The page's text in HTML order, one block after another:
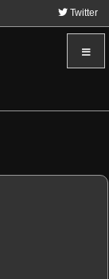
Twitter